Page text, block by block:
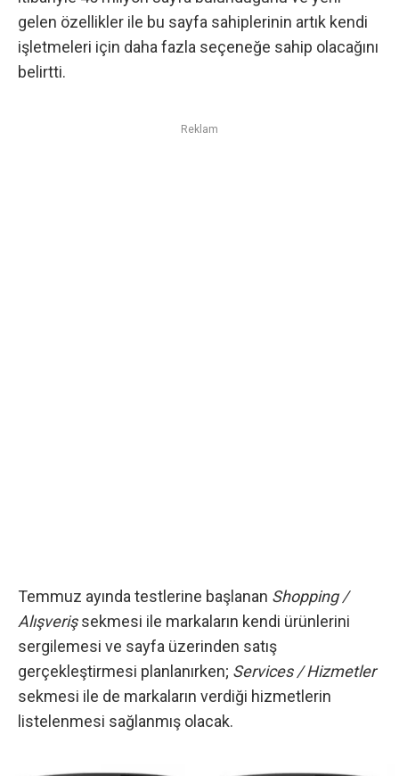
gelen özellikler ile bu sayfa sahiplerinin artık kendi
işletmeleri için daha fazla seçeneğe sahip olacağını
belirtti.
Reklam
Temmuz ayında testlerine başlanan Shopping /
Alışverişsekmesi ile markaların kendi ürünlerini
sergilemesi ve sayfa üzerinden satış
gerçekleştirmesi planlanırken; Services / Hizmetler
sekmesi ile de markaların verdiği hizmetlerin
listelenmesi sağlanmış olacak.